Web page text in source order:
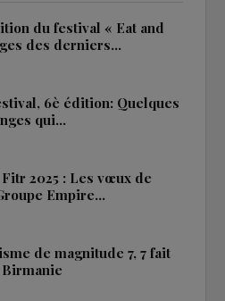
du festival « Eat and
des derniers…
6è édition: Quelques
qui…
2025 : Les vœux de
Empire…
de magnitude 7, 7 fait